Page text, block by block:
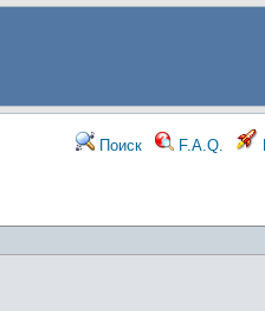
Поиск F.A.Q.